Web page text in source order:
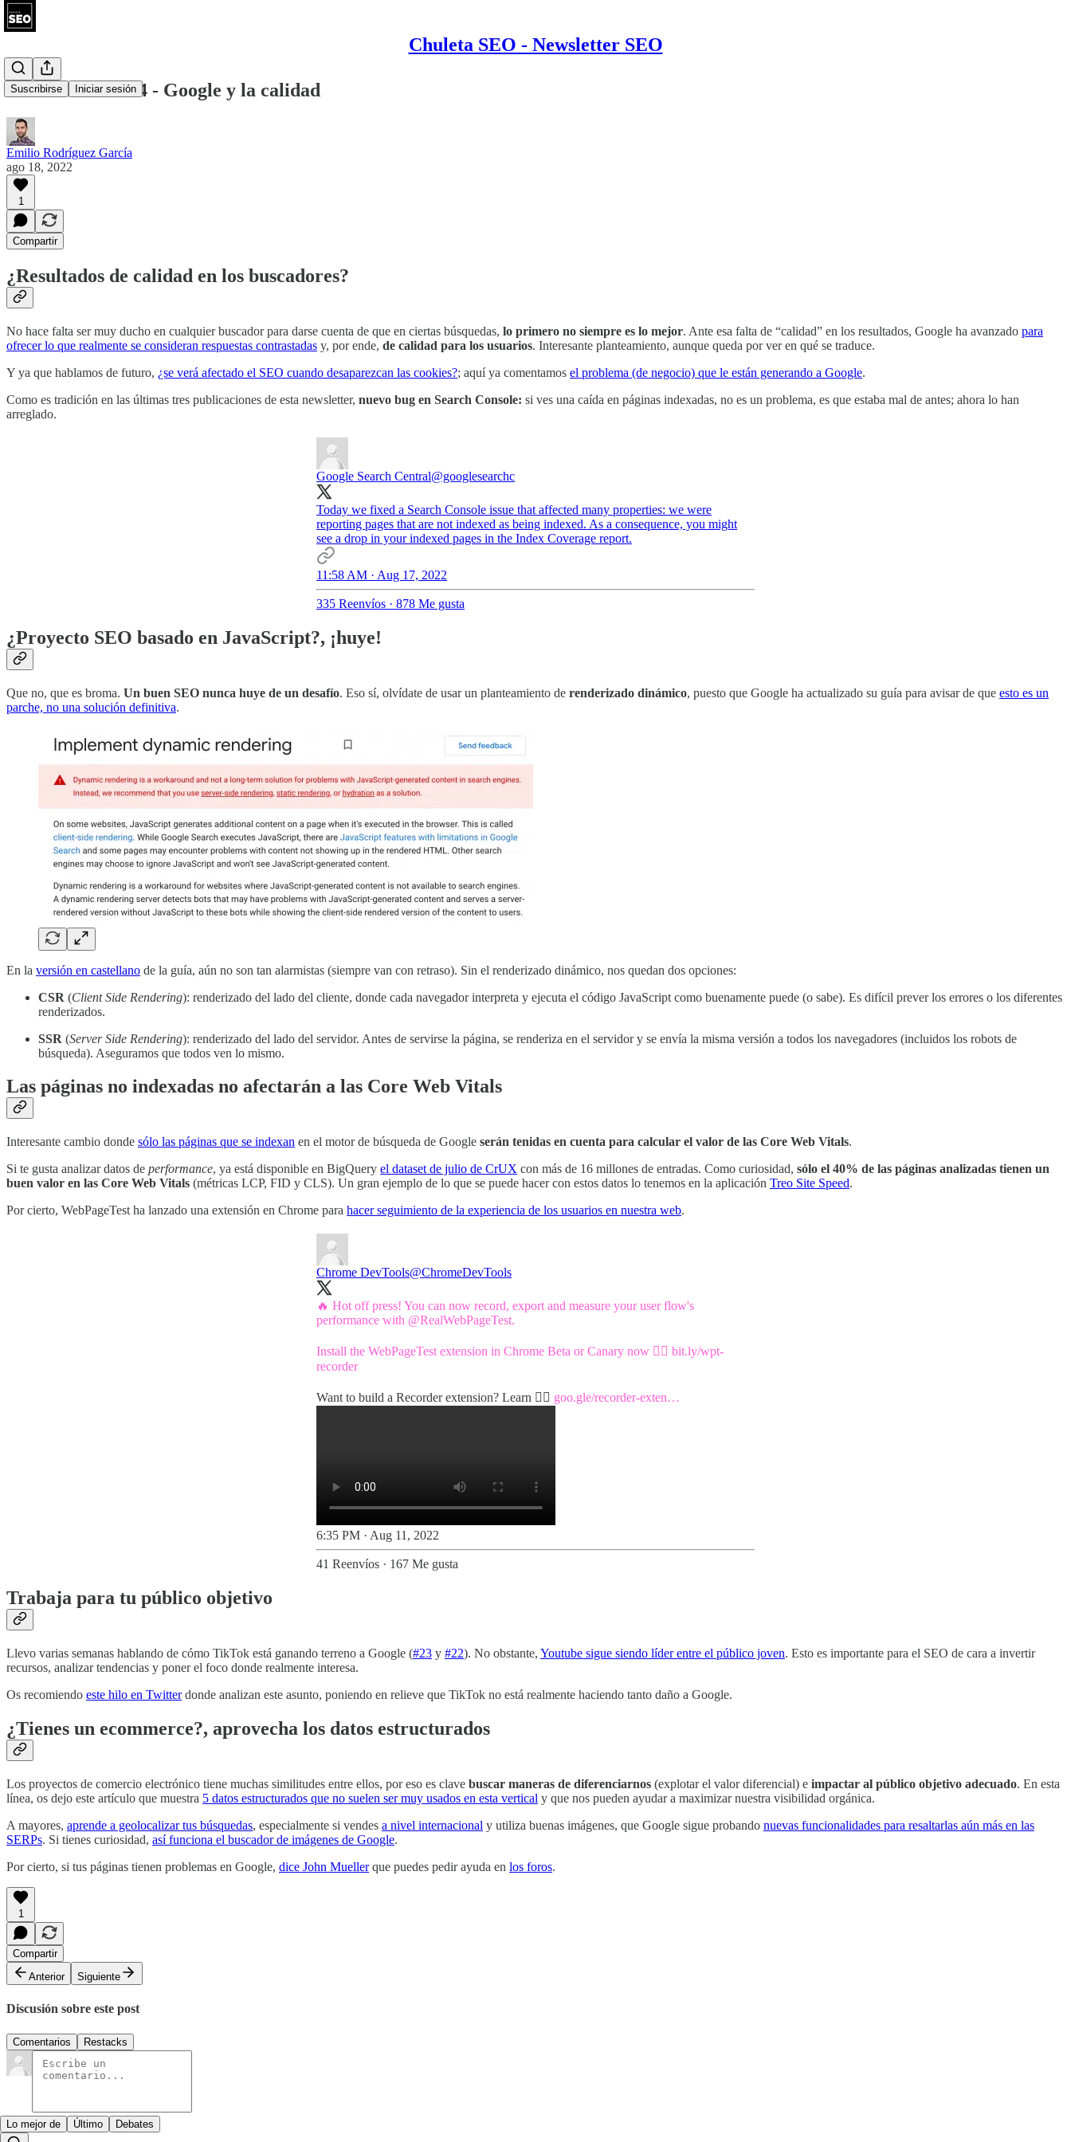
Chuleta SEO - Newsletter SEO
Suscribirse Iniciar sesión
Chuleta SEO #24 - Google y la calidad
Emilio Rodríguez García
ago 18, 2022
1
Compartir
¿Resultados de calidad en los buscadores?
No hace falta ser muy ducho en cualquier buscador para darse cuenta de que en ciertas búsquedas, lo primero no siempre es lo mejor. Ante esa falta de “calidad” en los resultados, Google ha avanzado para
ofrecer lo que realmente se consideran respuestas contrastadas y, por ende, de calidad para los usuarios. Interesante planteamiento, aunque queda por ver en qué se traduce.
Y ya que hablamos de futuro, ¿se verá afectado el SEO cuando desaparezcan las cookies?; aquí ya comentamos el problema (de negocio) que le están generando a Google.
Como es tradición en las últimas tres publicaciones de esta newsletter, nuevo bug en Search Console: si ves una caída en páginas indexadas, no es un problema, es que estaba mal de antes; ahora lo han
arreglado.
Google Search Central@googlesearchc
Today we fixed a Search Console issue that affected many properties: we were
reporting pages that are not indexed as being indexed. As a consequence, you might
see a drop in your indexed pages in the Index Coverage report.
11:58 AM · Aug 17, 2022
335 Reenvíos · 878 Me gusta
¿Proyecto SEO basado en JavaScript?, ¡huye!
Que no, que es broma. Un buen SEO nunca huye de un desafío. Eso sí, olvídate de usar un planteamiento de renderizado dinámico, puesto que Google ha actualizado su guía para avisar de que esto es un
parche, no una solución definitiva.
En la versión en castellano de la guía, aún no son tan alarmistas (siempre van con retraso). Sin el renderizado dinámico, nos quedan dos opciones:
CSR (Client Side Rendering): renderizado del lado del cliente, donde cada navegador interpreta y ejecuta el código JavaScript como buenamente puede (o sabe). Es difícil prever los errores o los diferentes
renderizados.
SSR (Server Side Rendering): renderizado del lado del servidor. Antes de servirse la página, se renderiza en el servidor y se envía la misma versión a todos los navegadores (incluidos los robots de
búsqueda). Aseguramos que todos ven lo mismo.
Las páginas no indexadas no afectarán a las Core Web Vitals
Interesante cambio donde sólo las páginas que se indexan en el motor de búsqueda de Google serán tenidas en cuenta para calcular el valor de las Core Web Vitals.
Si te gusta analizar datos de performance, ya está disponible en BigQuery el dataset de julio de CrUX con más de 16 millones de entradas. Como curiosidad, sólo el 40% de las páginas analizadas tienen un
buen valor en las Core Web Vitals (métricas LCP, FID y CLS). Un gran ejemplo de lo que se puede hacer con estos datos lo tenemos en la aplicación Treo Site Speed.
Por cierto, WebPageTest ha lanzado una extensión en Chrome para hacer seguimiento de la experiencia de los usuarios en nuestra web.
Chrome DevTools@ChromeDevTools
🔥 Hot off press! You can now record, export and measure your user flow's
performance with @RealWebPageTest.
Install the WebPageTest extension in Chrome Beta or Canary now 👉🏼 bit.ly/wpt-
recorder
Want to build a Recorder extension? Learn 👉🏼 goo.gle/recorder-exten…
6:35 PM · Aug 11, 2022
41 Reenvíos · 167 Me gusta
Trabaja para tu público objetivo
Llevo varias semanas hablando de cómo TikTok está ganando terreno a Google (#23 y #22). No obstante, Youtube sigue siendo líder entre el público joven. Esto es importante para el SEO de cara a invertir
recursos, analizar tendencias y poner el foco donde realmente interesa.
Os recomiendo este hilo en Twitterdonde analizan este asunto, poniendo en relieve que TikTok no está realmente haciendo tanto daño a Google.
¿Tienes un ecommerce?, aprovecha los datos estructurados
Los proyectos de comercio electrónico tiene muchas similitudes entre ellos, por eso es clave buscar maneras de diferenciarnos (explotar el valor diferencial) e impactar al público objetivo adecuado. En esta
línea, os dejo este artículo que muestra 5 datos estructurados que no suelen ser muy usados en esta vertical y que nos pueden ayudar a maximizar nuestra visibilidad orgánica.
A mayores, aprende a geolocalizar tus búsquedas, especialmente si vendes a nivel internacional y utiliza buenas imágenes, que Google sigue probando nuevas funcionalidades para resaltarlas aún más en las
SERPs. Si tienes curiosidad, así funciona el buscador de imágenes de Google.
Por cierto, si tus páginas tienen problemas en Google, dice John Muellerque puedes pedir ayuda en los foros.
1
Compartir
Anterior
Siguiente
Discusión sobre este post
Comentarios Restacks
Lo mejor de Último Debates